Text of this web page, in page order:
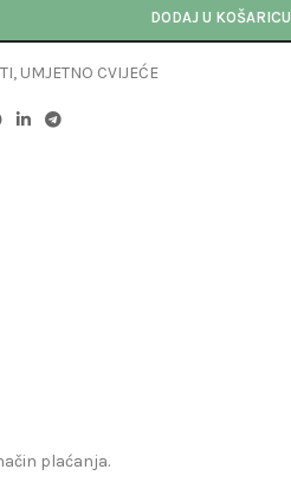
DODAJ U KOŠARICU
, UMJETNO CVIJEĆE
plaćanja.